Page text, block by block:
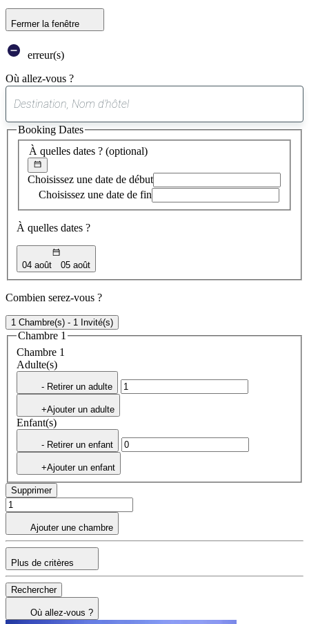
Fermer la fenêtre
erreur(s)
Où allez-vous ?
suggestion
trouvée
À quelles dates ? (optional)
Choisissez une date de début
Choisissez une date de fin
À quelles dates ?
04 août 05 août
Booking Dates
Combien serez-vous ?
1 Chambre(s) - 1 Invité(s)
Chambre 1
Chambre 1
Adulte(s)
- Retirer un adulte
+Ajouter un adulte
Enfant(s)
- Retirer un enfant
+Ajouter un enfant
Supprimer
Ajouter une chambre
Plus de critères
Rechercher
Où allez-vous ?